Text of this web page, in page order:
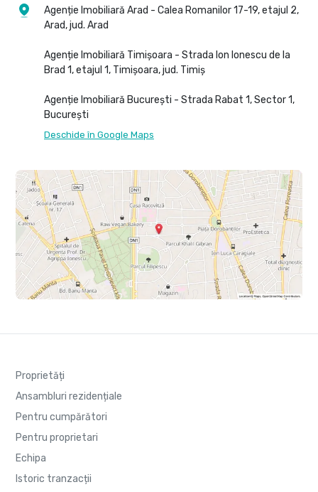
Agenție Imobiliară Arad - Calea Romanilor 17-19, etajul 2,
Arad, jud. Arad
Agenție Imobiliară Timișoara - Strada Ion Ionescu de la
Brad 1, etajul 1, Timișoara, jud. Timiș
Agenție Imobiliară București - Strada Rabat 1, Sector 1,
București
Deschide în Google Maps
Proprietăți
Ansambluri rezidențiale
Pentru cumpărători
Pentru proprietari
Echipa
Istoric tranzacții